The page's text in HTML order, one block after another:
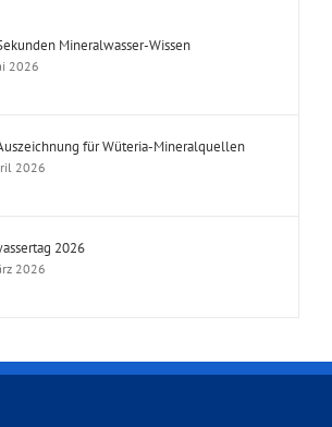
Mineralwasser-Wissen
2026
für Wüteria-Mineralquellen
2026
2026
2026